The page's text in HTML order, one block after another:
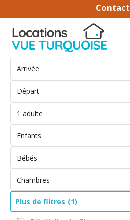
Contact
1 adulte
Enfants
Bébés
Chambres
Plus de filtres (1)